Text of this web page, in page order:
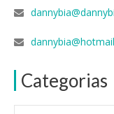
Categorias